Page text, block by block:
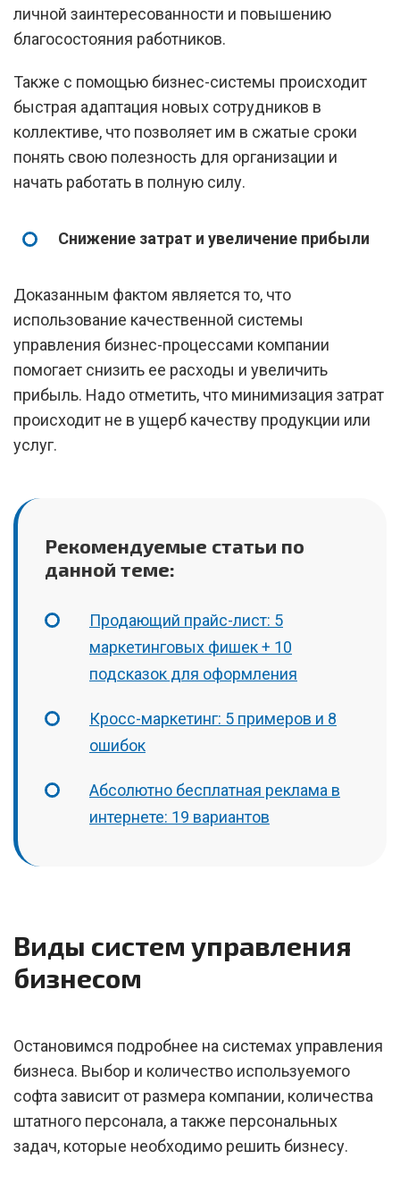
личной заинтересованности и повышению
благосостояния работников.
Также с помощью бизнес-системы происходит
быстрая адаптация новых сотрудников в
коллективе, что позволяет им в сжатые сроки
понять свою полезность для организации и
начать работать в полную силу.
Снижение затрат и увеличение прибыли
Доказанным фактом является то, что
использование качественной системы
управления бизнес-процессами компании
помогает снизить ее расходы и увеличить
прибыль. Надо отметить, что минимизация затрат
происходит не в ущерб качеству продукции или
услуг.
Рекомендуемые статьи по
данной теме:
Продающий прайс-лист: 5
маркетинговых фишек + 10
подсказок для оформления
Кросс-маркетинг: 5 примеров и 8
ошибок
Абсолютно бесплатная реклама в
интернете: 19 вариантов
Виды систем управления
бизнесом
Остановимся подробнее на системах управления
бизнеса. Выбор и количество используемого
софта зависит от размера компании, количества
штатного персонала, а также персональных
задач, которые необходимо решить бизнесу.